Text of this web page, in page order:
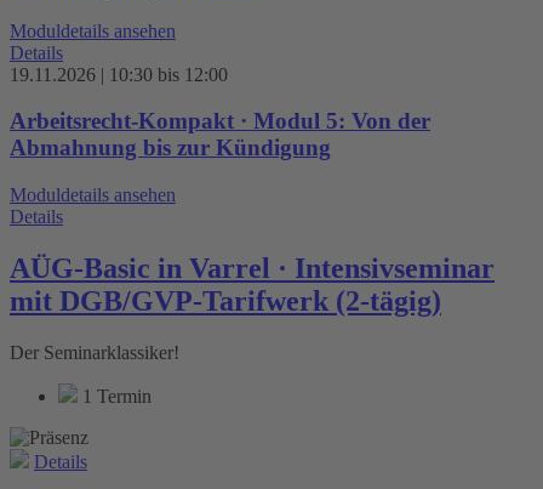
Moduldetails ansehen
Details
19.11.2026 | 10:30 bis 12:00
Arbeitsrecht-Kompakt · Modul 5: Von der
Abmahnung bis zur Kündigung
Moduldetails ansehen
Details
AÜG-Basic in Varrel · Intensivseminar
mit DGB/GVP-Tarifwerk (2-tägig)
Der Seminarklassiker!
1 Termin
Details